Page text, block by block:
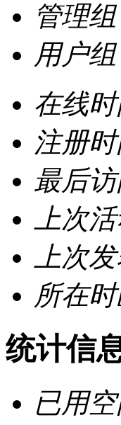
管理组
用户组
在线
注册
最后
上次
上次
所在
统计信
已用